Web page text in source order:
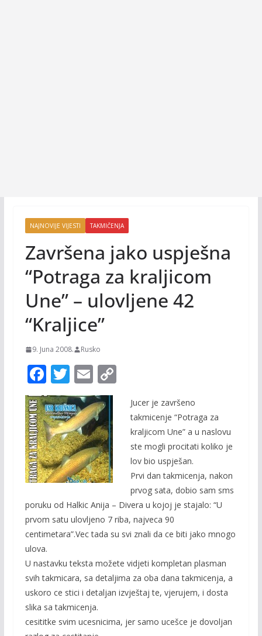
NAJNOVIJE VIJESTI TAKMIČENJA
Završena jako uspješna
“Potraga za kraljicom
Une” – ulovljene 42
“Kraljice”
9. Juna 2008. Rusko
F
ac
e
b
o
o
k
T
w
itt
er
E
m
ai
l
C
Jucer je završeno
takmicenje “Potraga za
kraljicom Une” a u naslovu
ste mogli procitati koliko je
lov bio uspješan.
Prvi dan takmicenja, nakon
prvog sata, dobio sam sms
poruku od Halkic Anija – Divera u kojoj je stajalo: “U
prvom satu ulovljeno 7 riba, najveca 90
centimetara”.Vec tada su svi znali da ce biti jako mnogo
ulova.
U nastavku teksta možete vidjeti kompletan plasman
svih takmicara, sa detaljima za oba dana takmicenja, a
uskoro ce stici i detaljan izvještaj te, vjerujem, i dosta
slika sa takmicenja.
cesititke svim ucesnicima, jer samo ucešce je dovoljan